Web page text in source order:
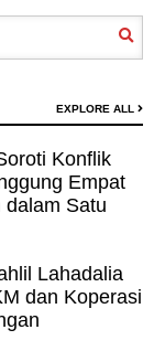
EXPLORE ALL
Konflik
Empat
dalam Satu
Lahadalia
dan Koperasi